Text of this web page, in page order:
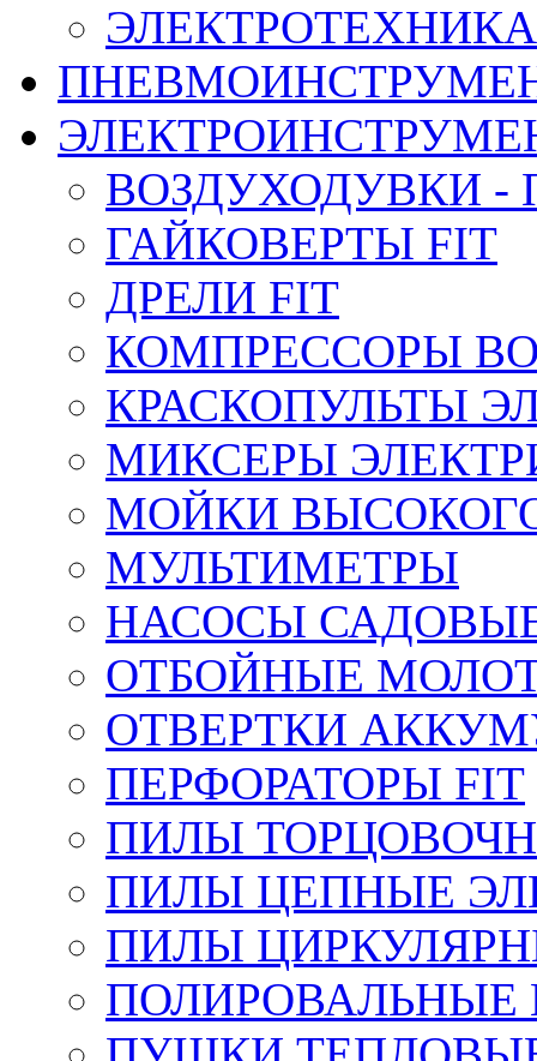
ЭЛЕКТРОТЕХНИКА
ВОЗДУХОДУВКИ -
ГАЙКОВЕРТЫ FIT
ДРЕЛИ FIT
КОМПРЕССОРЫ
КРАСКОПУЛЬТЫ
МИКСЕРЫ
МОЙКИ
МУЛЬТИМЕТРЫ
НАСОСЫ
ОТБОЙНЫЕ
ОТВЕРТКИ
ПЕРФОРАТОРЫ FIT
ПИЛЫ
ПИЛЫ ЦЕПНЫЕ
ПИЛЫ